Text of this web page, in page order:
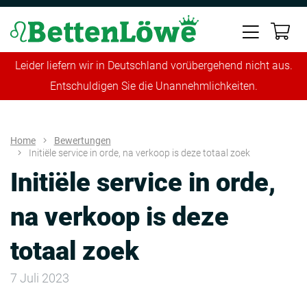
Leider liefern wir in Deutschland vorübergehend nicht aus.
Entschuldigen Sie die Unannehmlichkeiten.
Home
Bewertungen
Initiële service in orde, na verkoop is deze totaal zoek
Initiële service in orde,
na verkoop is deze
totaal zoek
7 Juli 2023